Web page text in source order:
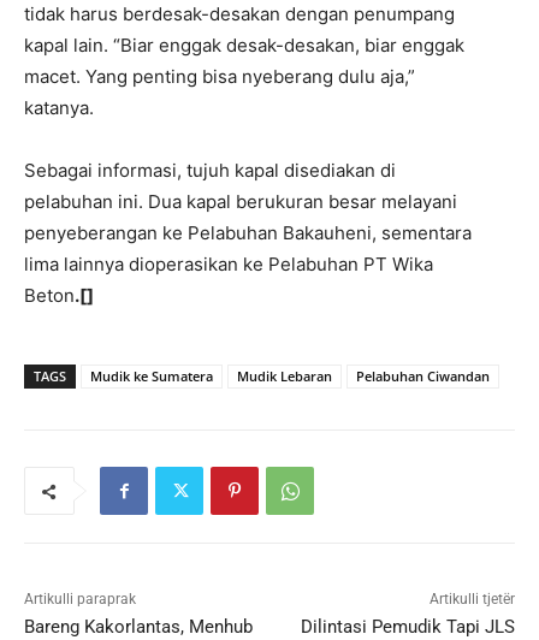
tidak harus berdesak-desakan dengan penumpang
kapal lain. “Biar enggak desak-desakan, biar enggak
macet. Yang penting bisa nyeberang dulu aja,”
katanya.
Sebagai informasi, tujuh kapal disediakan di
pelabuhan ini. Dua kapal berukuran besar melayani
penyeberangan ke Pelabuhan Bakauheni, sementara
lima lainnya dioperasikan ke Pelabuhan PT Wika
Beton.[]
TAGS Mudik ke Sumatera Mudik Lebaran Pelabuhan Ciwandan
Artikulli paraprak
Bareng Kakorlantas, Menhub
Artikulli tjetër
Dilintasi Pemudik Tapi JLS